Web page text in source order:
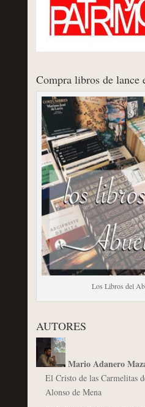
Compra libros de lance
Los Libros del
AUTORES
Mario Adanero
El Cristo de las Carmelitas
Alonso de Mena